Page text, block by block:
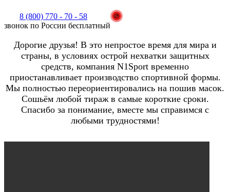
8 (800) 770 - 70 - 58
звонок по России бесплатный
Дорогие друзья! В это непростое время для мира и
страны, в условиях острой нехватки защитных
средств, компания N1Sport временно
приостанавливает производство спортивной формы.
Мы полностью переориентировались на пошив масок.
Сошьём любой тираж в самые короткие сроки.
Спасибо за понимание, вместе мы справимся с
любыми трудностями!